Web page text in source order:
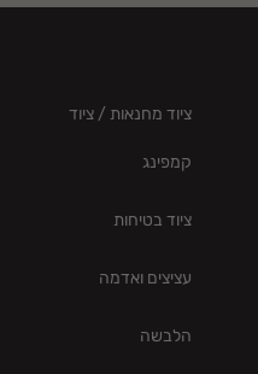
ציוד מחנאות / ציוד
קמפינג
ציוד בטיחות
עציצים ואדמה
הלבשה